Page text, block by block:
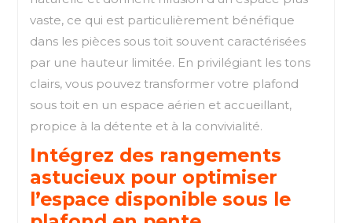
vaste, ce qui est particulièrement bénéfique
dans les pièces sous toit souvent caractérisées
par une hauteur limitée. En privilégiant les tons
clairs, vous pouvez transformer votre plafond
sous toit en un espace aérien et accueillant,
propice à la détente et à la convivialité.
Intégrez des rangements
astucieux pour optimiser
l’espace disponible sous le